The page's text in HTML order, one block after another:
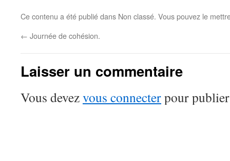
Ce contenu a été publié dans Non classé. Vous pouvez le
← Journée de cohésion.
Laisser un commentaire
Vous devezvous connecterpour